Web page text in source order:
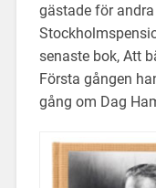
gästade för
senaste bok, Att
Första gången
gång om Dag